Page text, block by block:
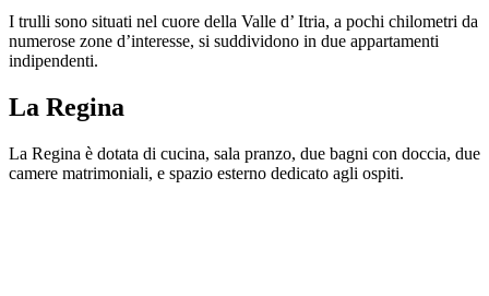
I trulli sono situati nel cuore della Valle d’ Itria, a pochi chilometri da
numerose zone d’interesse, si suddividono in due appartamenti
indipendenti.
La Regina
La Regina è dotata di cucina, sala pranzo, due bagni con doccia, due
camere matrimoniali, e spazio esterno dedicato agli ospiti.